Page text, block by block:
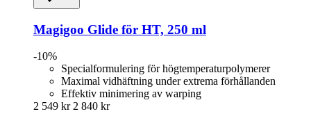
Magigoo Glide för HT, 250 ml
-10%
Specialformulering för högtemperaturpolymerer
Maximal vidhäftning under extrema förhållanden
Effektiv minimering av warping
2 549 kr 2 840 kr